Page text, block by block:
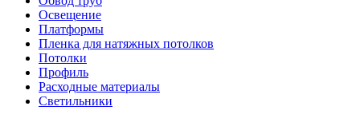
Освещение
Платформы
Пленка для натяжных потолков
Потолки
Профиль
Расходные материалы
Светильники